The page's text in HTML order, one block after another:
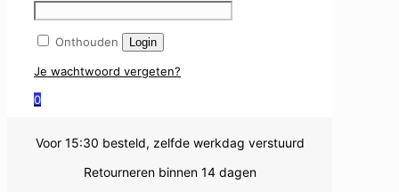
Onthouden Login
Je wachtwoord vergeten?
0
Voor 15:30 besteld, zelfde werkdag verstuurd
Retourneren binnen 14 dagen